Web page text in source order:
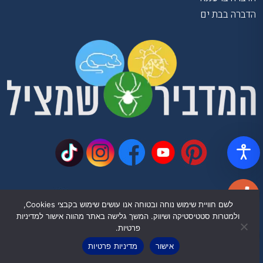
הדברה בבת ים
055-9378-507
לשם חוויית שימוש נוחה ובטוחה אנו עושים שימוש בקבצי Cookies,
ולמטרות סטטיסטיקה ושיווק. המשך גלישה באתר מהווה אישור למדיניות
פרטיות.
אישור
מדיניות פרטיות